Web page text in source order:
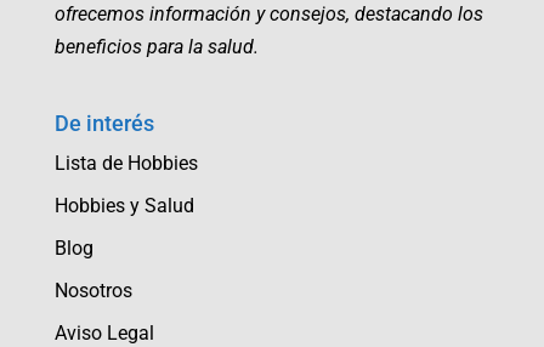
ofrecemos información y consejos, destacando los
beneficios para la salud.
De interés
Lista de Hobbies
Hobbies y Salud
Blog
Nosotros
Aviso Legal